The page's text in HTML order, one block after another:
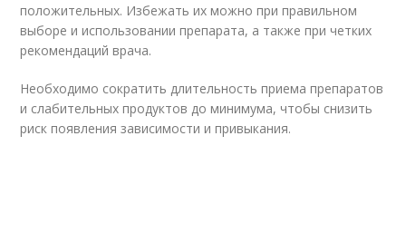
положительных. Избежать их можно при правильном
выборе и использовании препарата, а также при четких
рекомендаций врача.
Необходимо сократить длительность приема препаратов
и слабительных продуктов до минимума, чтобы снизить
риск появления зависимости и привыкания.